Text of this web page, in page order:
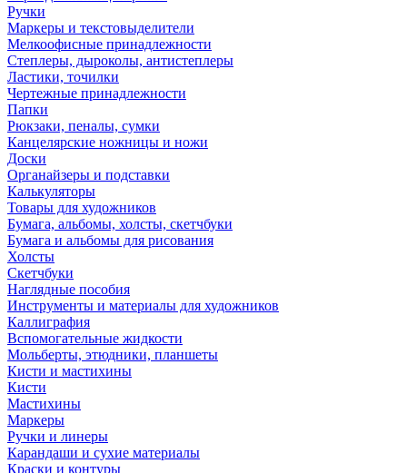
Ручки
Маркеры и текстовыделители
Мелкоофисные принадлежности
Степлеры, дыроколы, антистеплеры
Ластики, точилки
Чертежные принадлежности
Папки
Рюкзаки, пеналы, сумки
Канцелярские ножницы и ножи
Доски
Органайзеры и подставки
Калькуляторы
Товары для художников
Бумага, альбомы, холсты, скетчбуки
Бумага и альбомы для рисования
Холсты
Скетчбуки
Наглядные пособия
Инструменты и материалы для художников
Каллиграфия
Вспомогательные жидкости
Мольберты, этюдники, планшеты
Кисти и мастихины
Кисти
Мастихины
Маркеры
Ручки и линеры
Карандаши и сухие материалы
Краски и контуры